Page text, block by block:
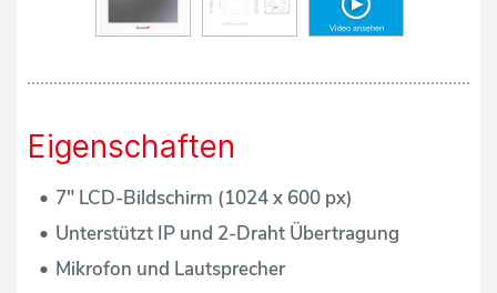
Eigenschaften
7" LCD-Bildschirm (1024 x 600 px)
Unterstützt IP und 2-Draht Übertragung
Mikrofon und Lautsprecher
ä
n
e
r